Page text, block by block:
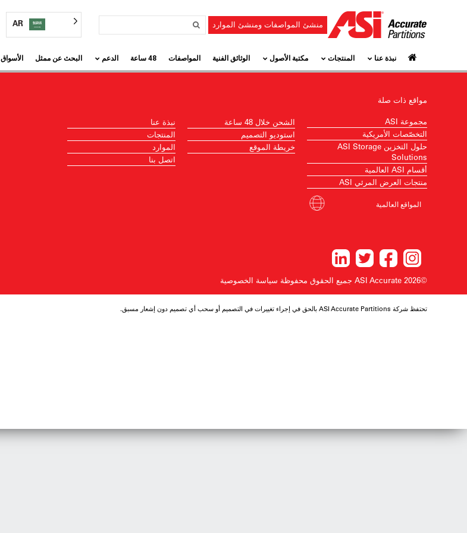
منشئ المواصفات ومنشئ الموارد AR
نبذة عنا المنتجات مكتبة الأصول الوثائق الفنية المواصفات 48 ساعة الدعم البحث عن ممثل الأسواق
نبذة عنا
المنتجات
الموارد
اتصل بنا
الشحن خلال 48 ساعة
استوديو التصميم
خريطة الموقع
مواقع ذات صلة
مجموعة ASI
التخصّصات الأمريكية
حلول التخزين ASI Storage
Solutions
أقسام ASI العالمية
منتجات العرض المرئي ASI
المواقع العالمية
©2026 ASI Accurate جميع الحقوق محفوظة سياسة الخصوصية
تحتفظ شركة ASI Accurate Partitions بالحق في إجراء تغييرات في التصميم أو سحب أي تصميم دون إشعار مسبق.